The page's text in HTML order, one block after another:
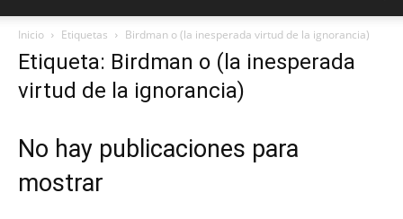
Curiosas
Inicio Etiquetas Birdman o (la inesperada virtud de la ignorancia)
Etiqueta: Birdman o (la inesperada
virtud de la ignorancia)
No hay publicaciones para
mostrar